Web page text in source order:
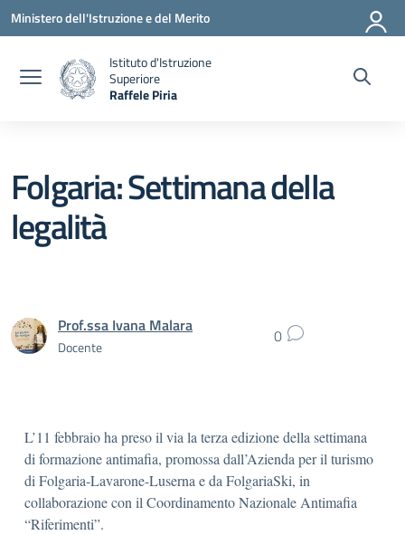
Vai ai contenuti
Vai al menu di navigazione
Vai al footer
Ministero dell'Istruzione e del Merito
Istituto d'Istruzione
Superiore
Raffele Piria
Folgaria: Settimana della
legalità
Prof.ssa Ivana Malara
Docente 0
L’11 febbraio ha preso il via la terza edizione della settimana
di formazione antimafia, promossa dall’Azienda per il turismo
di Folgaria-Lavarone-Luserna e da FolgariaSki, in
collaborazione con il Coordinamento Nazionale Antimafia
“Riferimenti”.